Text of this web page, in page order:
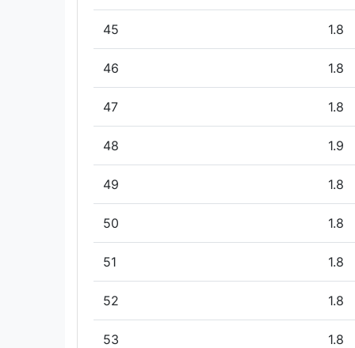
45 1.8
46 1.8
47 1.8
48 1.9
49 1.8
50 1.8
51 1.8
52 1.8
53 1.8